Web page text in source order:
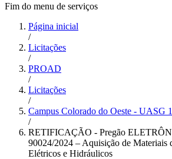
Fim do menu de serviços
Página inicial
/
Licitações
/
PROAD
/
Licitações
/
Campus Colorado do Oeste - UASG
/
RETIFICAÇÃO - Pregão
90024/2024 – Aquisição de Materiais
Elétricos e Hidráulicos